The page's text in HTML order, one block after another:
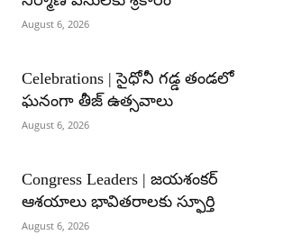
August 6, 2026
Celebrations | సైధోనీ గడ్డ తండలో
ఘనంగా తీజ్ ఉత్సవాలు
August 6, 2026
Congress Leaders | జయశంకర్
ఆశయాలు భావితరాలకు స్ఫూర్తి
August 6, 2026